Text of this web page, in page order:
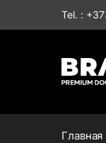
Tel. :
Главная